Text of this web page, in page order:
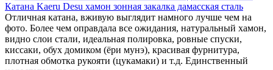
Катана Kaeru Desu хамон зонная закалка дамасская сталь
Отличная катана, вживую выглядит намного лучше чем на
фото. Более чем оправдала все ожидания, натуральный хамон,
видно слои стали, идеальная полировка, ровные спуски,
киссаки, обух домиком (ёри мунэ), красивая фурнитура,
плотная обмотка рукояти (цукамаки) и т.д. Единственный